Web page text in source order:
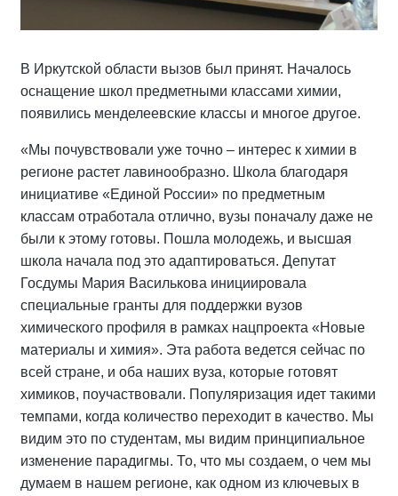
В Иркутской области вызов был принят. Началось
оснащение школ предметными классами химии,
появились менделеевские классы и многое другое.
«Мы почувствовали уже точно – интерес к химии в
регионе растет лавинообразно. Школа благодаря
инициативе «Единой России» по предметным
классам отработала отлично, вузы поначалу даже не
были к этому готовы. Пошла молодежь, и высшая
школа начала под это адаптироваться. Депутат
Госдумы Мария Василькова инициировала
специальные гранты для поддержки вузов
химического профиля в рамках нацпроекта «Новые
материалы и химия». Эта работа ведется сейчас по
всей стране, и оба наших вуза, которые готовят
химиков, поучаствовали. Популяризация идет такими
темпами, когда количество переходит в качество. Мы
видим это по студентам, мы видим принципиальное
изменение парадигмы. То, что мы создаем, о чем мы
думаем в нашем регионе, как одном из ключевых в